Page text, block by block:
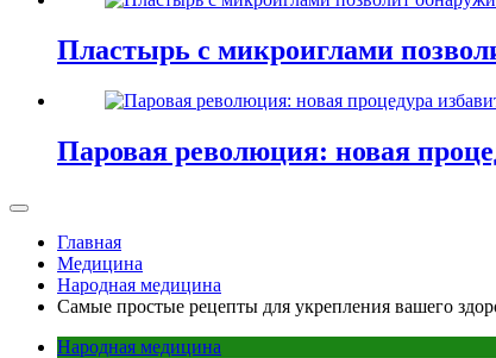
Пластырь с микроиглами
Паровая революция: новая
Главная
Медицина
Народная медицина
Самые простые рецепты для укрепления вашего
Народная медицина